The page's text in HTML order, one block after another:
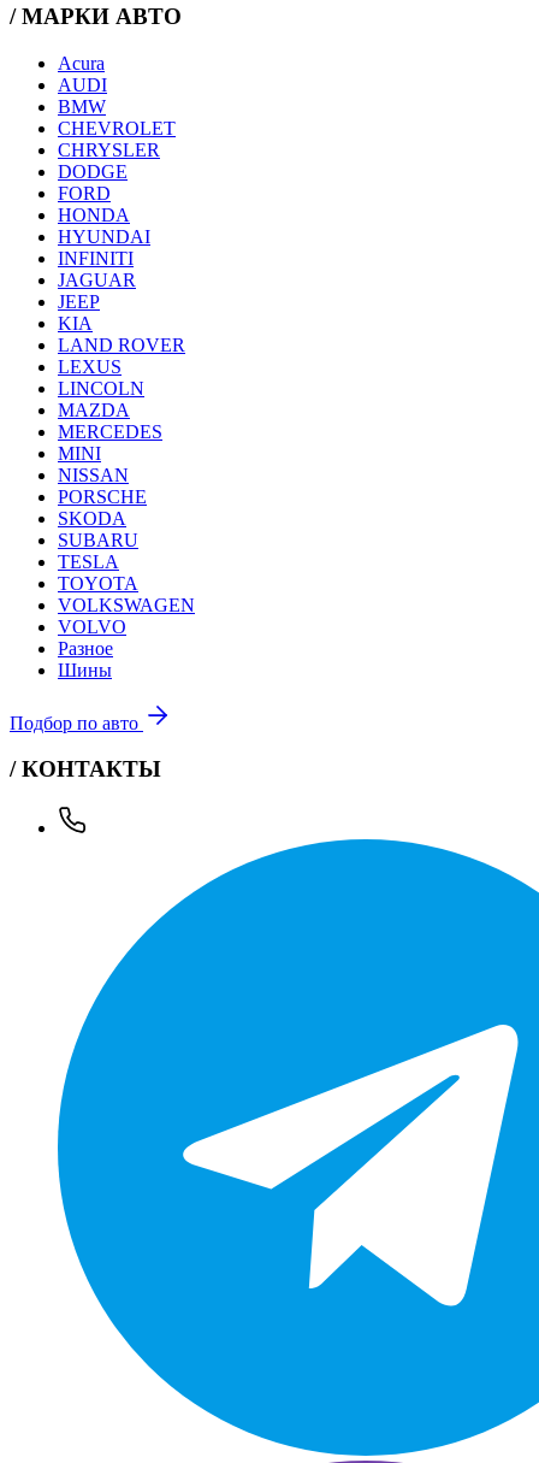
/ МАРКИ АВТО
Acura
AUDI
BMW
CHEVROLET
CHRYSLER
DODGE
FORD
HONDA
HYUNDAI
INFINITI
JAGUAR
JEEP
KIA
LAND ROVER
LEXUS
LINCOLN
MAZDA
MERCEDES
MINI
NISSAN
PORSCHE
SKODA
SUBARU
TESLA
TOYOTA
VOLKSWAGEN
VOLVO
Разное
Шины
Подбор по авто
/ КОНТАКТЫ